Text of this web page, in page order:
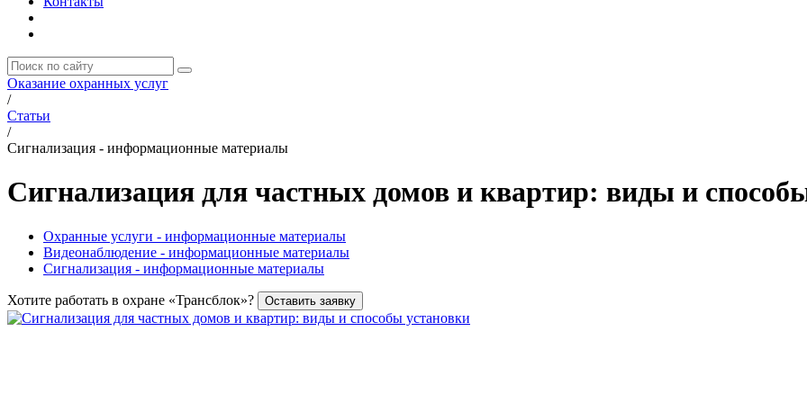
Оказание охранных услуг
/
Статьи
/
Сигнализация - информационные материалы
Сигнализация для частных домов и квартир: виды и
Охранные услуги - информационные материалы
Видеонаблюдение - информационные материалы
Сигнализация - информационные материалы
Хотите работать в охране «Трансблок»? Оставить заявку